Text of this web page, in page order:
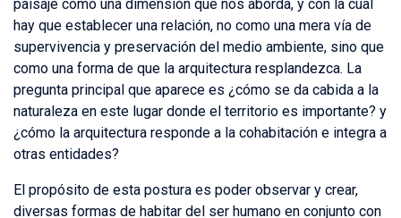
paisaje como una dimensión que nos aborda, y con la cual
hay que establecer una relación, no como una mera vía de
supervivencia y preservación del medio ambiente, sino que
como una forma de que la arquitectura resplandezca. La
pregunta principal que aparece es ¿cómo se da cabida a la
naturaleza en este lugar donde el territorio es importante? y
¿cómo la arquitectura responde a la cohabitación e integra a
otras entidades?
El propósito de esta postura es poder observar y crear,
diversas formas de habitar del ser humano en conjunto con